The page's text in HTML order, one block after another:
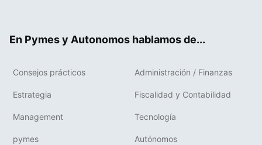
En Pymes y Autonomos hablamos de...
Consejos prácticos Administración / Finanzas
Estrategia Fiscalidad y Contabilidad
Management Tecnología
pymes Autónomos